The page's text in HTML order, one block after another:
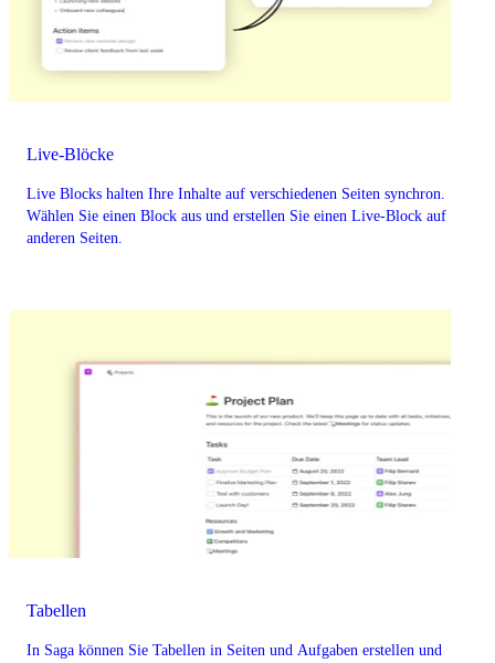
Live-Blöcke
Live Blocks halten Ihre Inhalte auf verschiedenen Seiten synchron.
Wählen Sie einen Block aus und erstellen Sie einen Live-Block auf
anderen Seiten.
Tabellen
In Saga können Sie Tabellen in Seiten und Aufgaben erstellen und